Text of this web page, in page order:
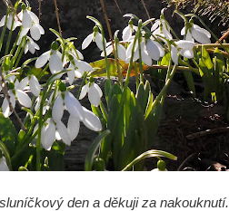
den a děkuji za nakouknutí.